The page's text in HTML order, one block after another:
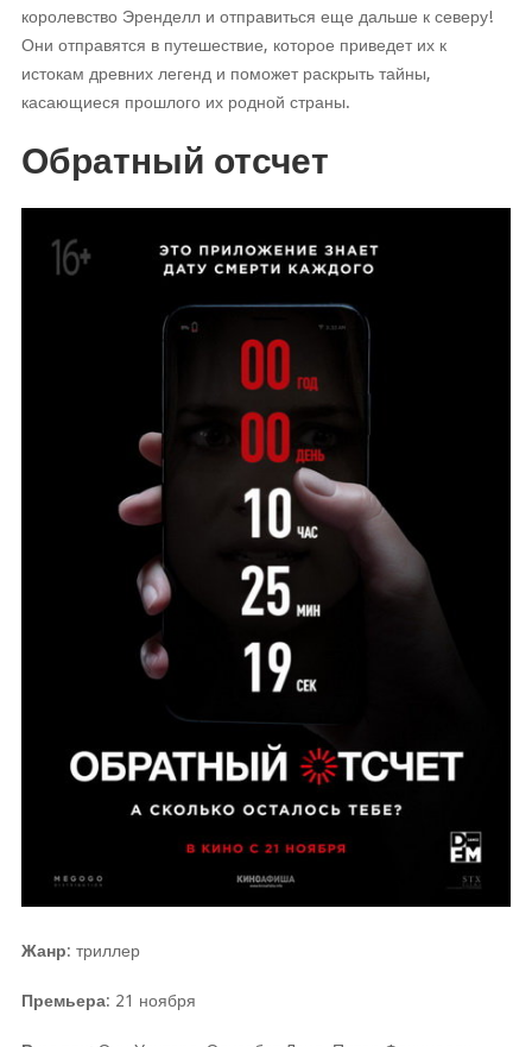
королевство Эренделл и отправиться еще дальше к северу!
Они отправятся в путешествие, которое приведет их к
истокам древних легенд и поможет раскрыть тайны,
касающиеся прошлого их родной страны.
Обратный отсчет
Жанр: триллер
Премьера: 21 ноября